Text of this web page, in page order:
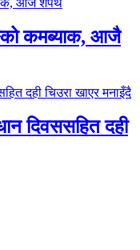
कमब्याक, आजै
दिवससहित दही